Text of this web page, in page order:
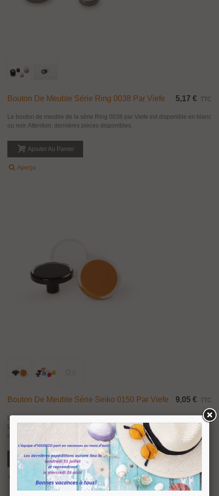
Bouton De Meuble Série Ring 0038 Par Viefe 5,17 € TTC
Le bouton de meuble de la série Ring 0038 par Viefe est disponible en blanc
ou noir. Attention, dernières pièces disponibles.
Ajouter Au Panier
Aperçu
Bouton De Meuble Série Seiko 0150 Par Viefe 9,05 € TTC
Les boutons Seiko reposent sur la philosophie du « moins c’est plus ».
Légers et fonctionnels, ils arborent des couleurs vives (vert acidulé, violet,
orange, rose, bleu, blanc, noir) bordées d’un liseré transparent....
Ajouter Au Panier
Aperçu